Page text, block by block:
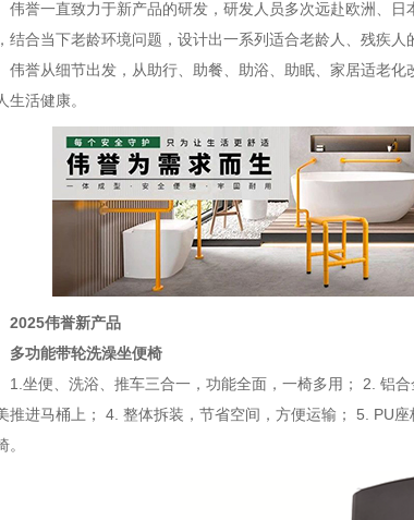
伟誉一直致力于新产品的研发，研发人员多次远赴欧洲、
结合当下老龄环境问题，设计出一系列适合老龄人、残疾人
伟誉从细节出发，从助行、助餐、助浴、助眠、家居适老
生活健康。
2025伟誉新产品
多功能带轮洗澡坐便椅
1.坐便、洗浴、推车三合一，功能全面，一椅多用； 2. 铝
推进马桶上； 4. 整体拆装，节省空间，方便运输； 5. PU
。